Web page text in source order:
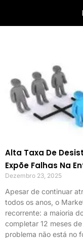
Alta Taxa De
Expõe Falhas Na
Dezembro 23, 2025
Apesar de continuar
todos os anos, o
recorrente: a maioria
completar 12 meses
problema não está no